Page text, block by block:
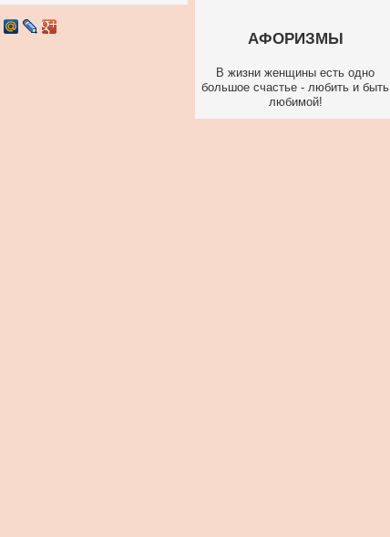
АФОРИЗМЫ
В жизни женщины есть одно
большое счастье - любить и быть
любимой!